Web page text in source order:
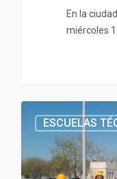
En la
miércoles
ESCUELAS